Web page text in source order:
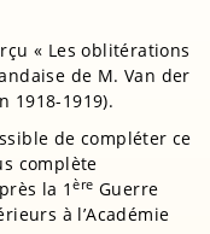
« Les oblitérations
de M. Van der
1918-1919).
de compléter ce
complète
la 1ère Guerre
à l’Académie